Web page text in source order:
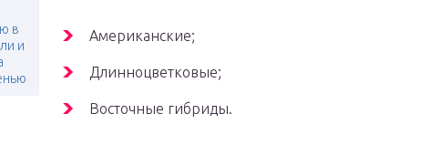
в
и
Американские;
Длинноцветковые;
Восточные гибриды.